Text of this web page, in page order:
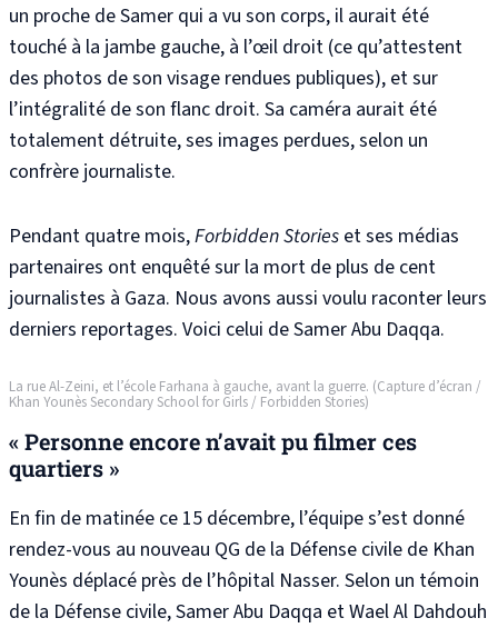
un proche de Samer qui a vu son corps, il aurait été
touché à la jambe gauche, à l’œil droit (ce qu’attestent
des photos de son visage rendues publiques), et sur
l’intégralité de son flanc droit. Sa caméra aurait été
totalement détruite, ses images perdues, selon un
confrère journaliste.
Pendant quatre mois,Forbidden Stories et ses médias
partenaires ont enquêté sur la mort de plus de cent
journalistes à Gaza. Nous avons aussi voulu raconter leurs
derniers reportages. Voici celui de Samer Abu Daqqa.
La rue Al-Zeini, et l’école Farhana à gauche, avant la guerre. (Capture d’écran /
Khan Younès Secondary School for Girls / Forbidden Stories)
« Personne encore n’avait pu filmer ces
quartiers »
En fin de matinée ce 15 décembre, l’équipe s’est donné
rendez-vous au nouveau QG de la Défense civile de Khan
Younès déplacé près de l’hôpital Nasser. Selon un témoin
de la Défense civile, Samer Abu Daqqa et Wael Al Dahdouh